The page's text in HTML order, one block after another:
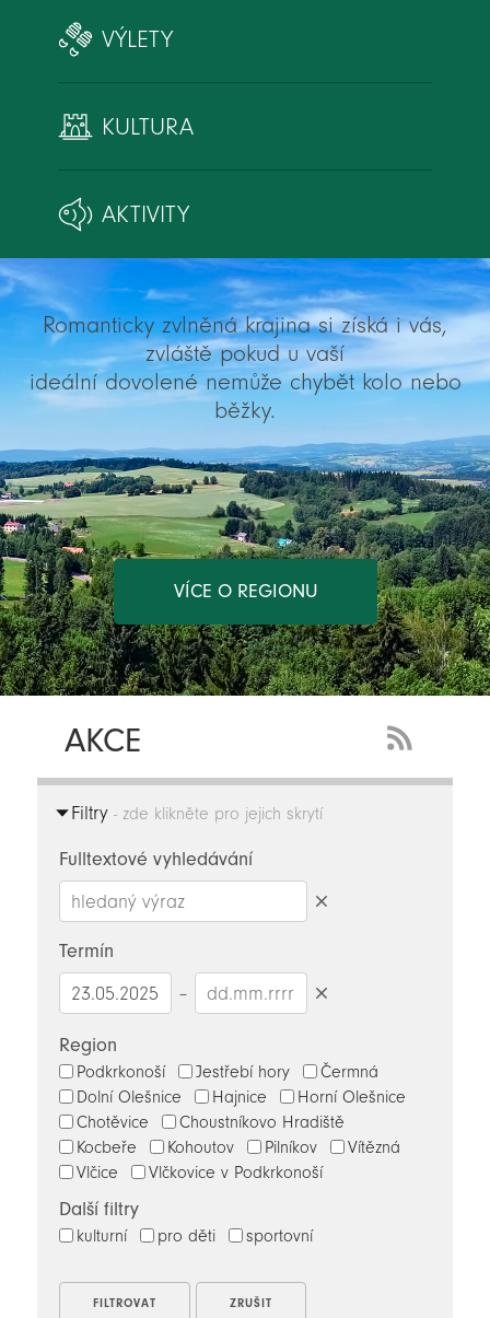
VÝLETY
KULTURA
AKTIVITY
Romanticky zvlněná krajina si získá i vás,
zvláště pokud u vaší
ideální dovolené nemůže chybět kolo nebo
běžky.
VÍCE O REGIONU
AKCE
Feed
Filtry- zde klikněte pro jejich skrytí
Fulltextové vyhledávání
Termín
–
Region
Podkrkonoší Jestřebí hory
Čermná
Dolní Olešnice
Hajnice
Horní Olešnice
Chotěvice
Choustníkovo Hradiště
Kocbeře
Kohoutov Pilníkov
Vítězná
Vlčice
Vlčkovice v Podkrkonoší
Další filtry
kulturní pro děti sportovní